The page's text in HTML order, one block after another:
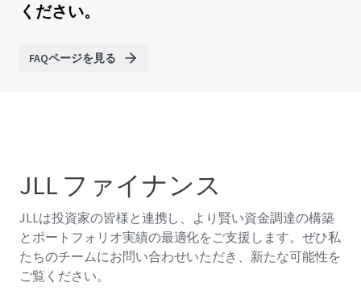
ください。
FAQページを見る
JLL ファイナンス
JLLは投資家の皆様と連携し、より賢い資金調達の構築
とポートフォリオ実績の最適化をご支援します。ぜひ私
たちのチームにお問い合わせいただき、新たな可能性を
ご覧ください。